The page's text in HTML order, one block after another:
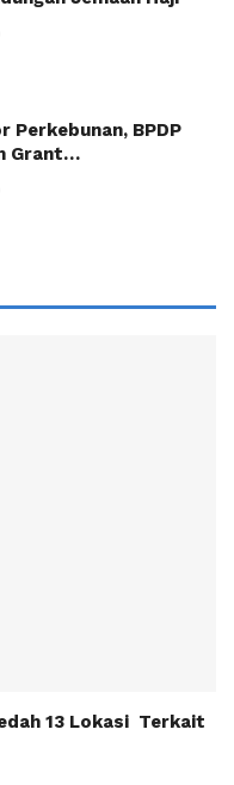
Perkebunan, BPDP
Grant…
13 Lokasi Terkait